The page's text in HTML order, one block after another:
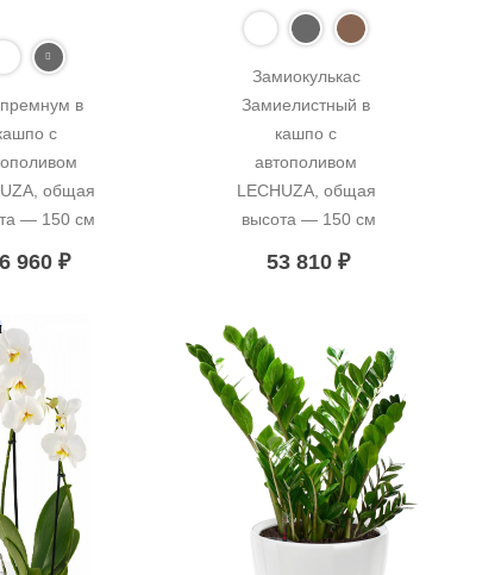
в
с
общая
— 150 см
960 ₽
Замиокулькас
Замиелистный в
кашпо с
автополивом
LECHUZA, общая
высота — 150 см
53 810₽